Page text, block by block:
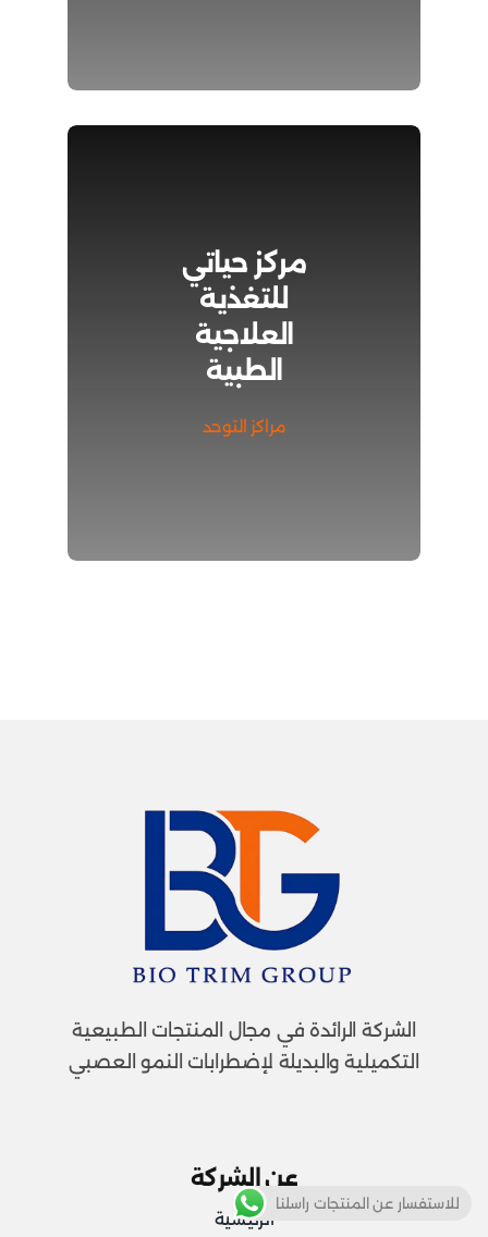
مركز حياتي
للتغذية
العلاجية
الطبية
مراكز التوحد
الشركة الرائدة في مجال المنتجات الطبيعية
التكميلية والبديلة لإضطرابات النمو العصبي
عن الشركة
الرئيسية
للاستفسار عن المنتجات راسلنا